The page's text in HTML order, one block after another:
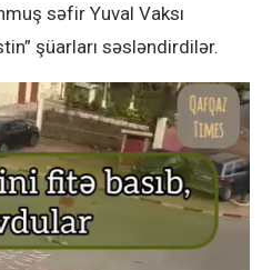
səfir Yuval Vaksı
şüarları səsləndirdilər.